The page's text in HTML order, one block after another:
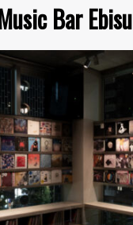
Bar Ebisu